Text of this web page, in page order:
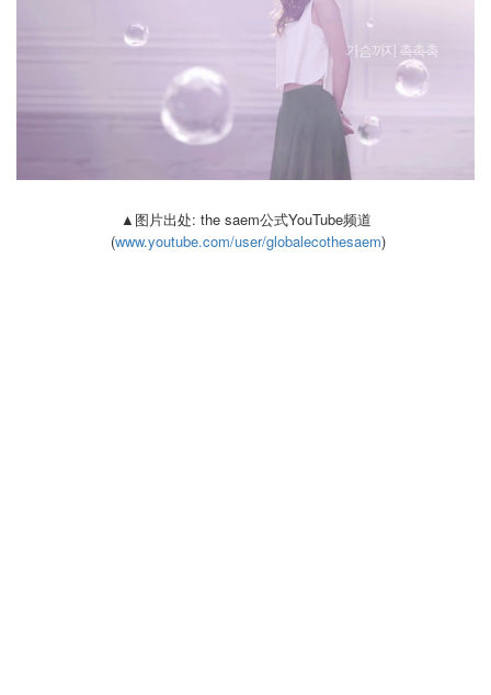
▲图片出处: the saem公式YouTube频道
(www.youtube.com/user/globalecothesaem)